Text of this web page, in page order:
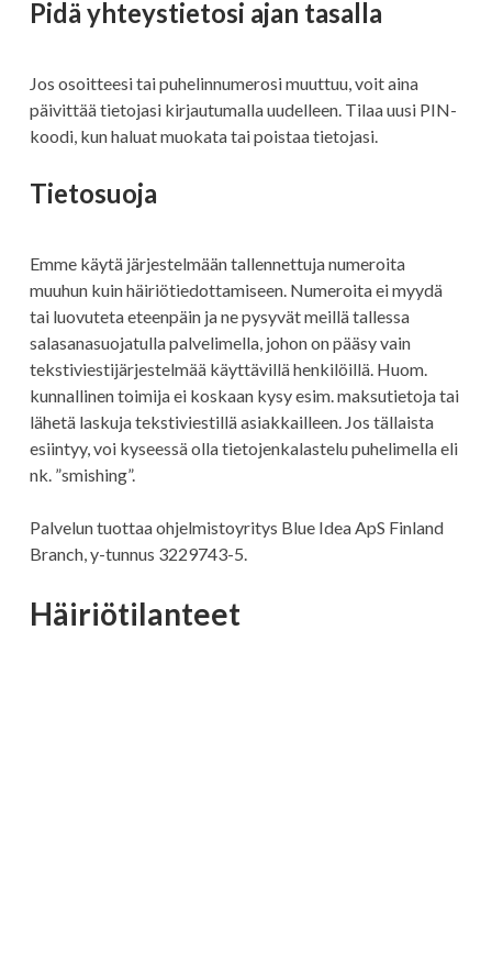
Pidä yhteystietosi ajan tasalla
Jos osoitteesi tai puhelinnumerosi muuttuu, voit aina
päivittää tietojasi kirjautumalla uudelleen. Tilaa uusi PIN-
koodi, kun haluat muokata tai poistaa tietojasi.
Tietosuoja
Emme käytä järjestelmään tallennettuja numeroita
muuhun kuin häiriötiedottamiseen. Numeroita ei myydä
tai luovuteta eteenpäin ja ne pysyvät meillä tallessa
salasanasuojatulla palvelimella, johon on pääsy vain
tekstiviestijärjestelmää käyttävillä henkilöillä. Huom.
kunnallinen toimija ei koskaan kysy esim. maksutietoja tai
lähetä laskuja tekstiviestillä asiakkailleen. Jos tällaista
esiintyy, voi kyseessä olla tietojenkalastelu puhelimella eli
nk. ”smishing”.
Palvelun tuottaa ohjelmistoyritys Blue Idea ApS Finland
Branch, y-tunnus 3229743-5.
Häiriötilanteet